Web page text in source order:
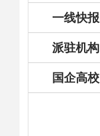
一线快报
派驻机构
国企高校